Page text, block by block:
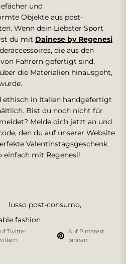
und
Objekte aus post-
Wenn dein Liebster Sport
du mit Dainese by Regenesi
die aus den
Fahrern gefertigt sind,
die Materialien hinausgeht,
ethisch in Italien handgefertigt
Bist du noch nicht für
Melde dich jetzt an und
den du auf unserer Website
Valentinstagsgeschenk
einfach mit Regenesi!
lusso post-consumo,
fashion
Twitter
Auf Pinterest
pinnen